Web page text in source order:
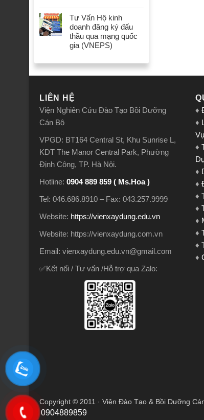
0904889859
Tư Vấn Hộ kinh
doanh đăng ký đấu
thầu qua mạng quốc
gia (VNEPS)
LIÊN HỆ
Viện Nghiên Cứu Đào Tạo Bồi Dưỡng
Cán Bộ
VPGD: BT164 Central St, Khu Sunrise L,
KDT The Manor Central Park, Phường
Định Công, TP. Hà Nội.
Hotline: 0904 889 859 ( Ms.Hoa )
Tel: 046.686.8910 – Fax: 043.257.9999
Website: https://vienxaydung.edu.vn
Website: https://vienxaydung.com.vn
Email: vienxaydung.edu.vn@gmail.com
✅Kết nối / Tư vấn /Hỗ trợ qua Zalo:
♦
♦
Vụ
♦
♦
♦
♦
♦
♦
♦
♦
♦
Copyright © 2011 · Viện Đào Tạo & Bồi Dưỡng